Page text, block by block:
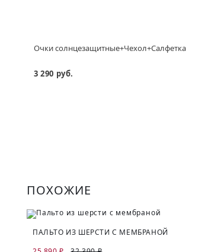
Очки солнцезащитные+Чехол+Салфетка
3 290 руб.
ПОХОЖИЕ
ПАЛЬТО ИЗ ШЕРСТИ С МЕМБРАНОЙ